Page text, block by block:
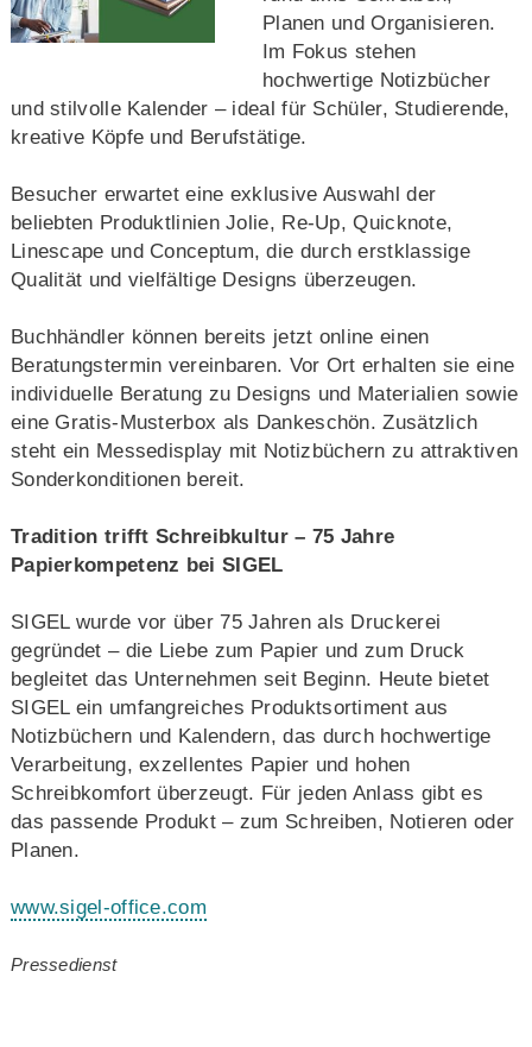
Planen und Organisieren.
Im Fokus stehen
hochwertige Notizbücher
und stilvolle Kalender – ideal für Schüler, Studierende,
kreative Köpfe und Berufstätige.
Besucher erwartet eine exklusive Auswahl der
beliebten Produktlinien Jolie, Re-Up, Quicknote,
Linescape und Conceptum, die durch erstklassige
Qualität und vielfältige Designs überzeugen.
Buchhändler können bereits jetzt online einen
Beratungstermin vereinbaren. Vor Ort erhalten sie eine
individuelle Beratung zu Designs und Materialien sowie
eine Gratis-Musterbox als Dankeschön. Zusätzlich
steht ein Messedisplay mit Notizbüchern zu attraktiven
Sonderkonditionen bereit.
Tradition trifft Schreibkultur– 75 Jahre
Papierkompetenz bei SIGEL
SIGEL wurde vor über 75 Jahren als Druckerei
gegründet – die Liebe zum Papier und zum Druck
begleitet das Unternehmen seit Beginn. Heute bietet
SIGEL ein umfangreiches Produktsortiment aus
Notizbüchern und Kalendern, das durch hochwertige
Verarbeitung, exzellentes Papier und hohen
Schreibkomfort überzeugt. Für jeden Anlass gibt es
das passende Produkt – zum Schreiben, Notieren oder
Planen.
www.sigel-office.com
Pressedienst